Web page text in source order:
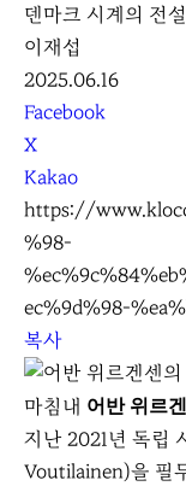
덴마크 시계의 전
이재섭
2025.06.16
S
N
S
S
h
a
r
e
Facebook
X
Kakao
https://
%98-
ec%9d%98-
복사
마침내 어반 위르
지난 2021년 독립
Voutilainen)을 필